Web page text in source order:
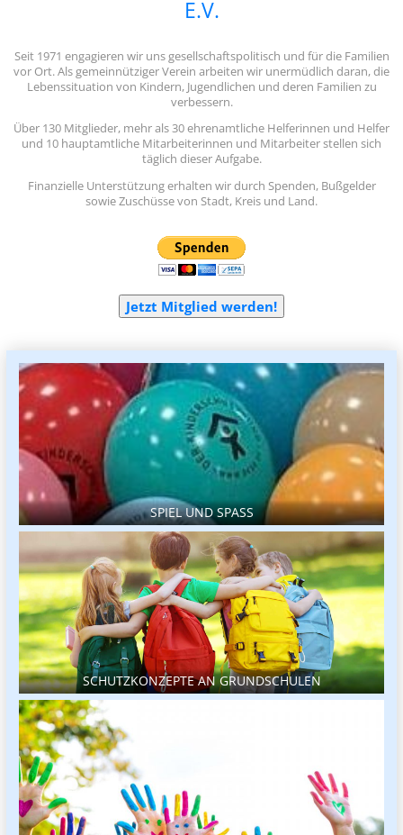
E.V.
Seit 1971 engagieren wir uns gesellschaftspolitisch und für die Familien
vor Ort. Als gemeinnütziger Verein arbeiten wir unermüdlich daran, die
Lebenssituation von Kindern, Jugendlichen und deren Familien zu
verbessern.
Über 130 Mitglieder, mehr als 30 ehrenamtliche Helferinnen und Helfer
und 10 hauptamtliche Mitarbeiterinnen und Mitarbeiter stellen sich
täglich dieser Aufgabe.
Finanzielle Unterstützung erhalten wir durch Spenden, Bußgelder
sowie Zuschüsse von Stadt, Kreis und Land.
Jetzt Mitglied werden!
SPIEL UND SPASS
SCHUTZKONZEPTE AN GRUNDSCHULEN